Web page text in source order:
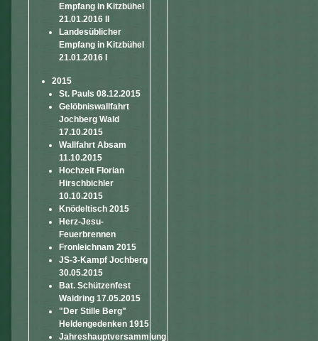
Empfang in Kitzbühel
21.01.2016 II
Landesüblicher
Empfang in Kitzbühel
21.01.2016 I
2015
St. Pauls 08.12.2015
Gelöbniswallfahrt
Jochberg Wald
17.10.2015
Wallfahrt Absam
11.10.2015
Hochzeit Florian
Hirschbichler
10.10.2015
Knödeltisch 2015
Herz-Jesu-
Feuerbrennen
Fronleichnam 2015
JS-3-Kampf Jochberg
30.05.2015
Bat. Schützenfest
Waidring 17.05.2015
"Der Stille Berg"
Heldengedenken 1915
Jahreshauptversammlung